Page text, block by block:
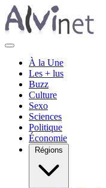
À la Une
Les + lus
Buzz
Culture
Sexo
Sciences
Politique
Économie
Régions